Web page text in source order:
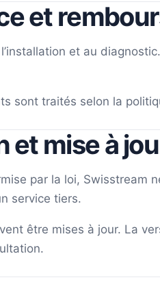
et
l’installation et au
sont traités selon la
et mise à
par la loi, Swisstream
service tiers.
être mises à jour. La